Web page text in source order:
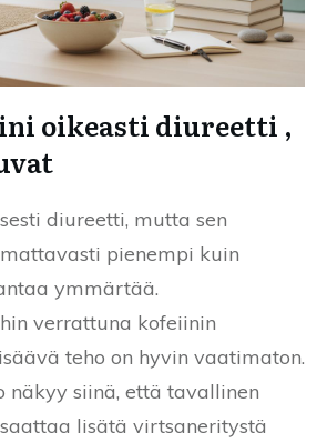
oikeasti diureetti ,
diureetti, mutta sen
pienempi kuin
ymmärtää.
verrattuna kofeiinin
teho on hyvin vaatimaton.
näkyy siinä, että tavallinen
lisätä virtsaneritystä